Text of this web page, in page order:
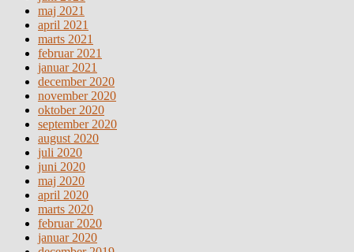
maj 2021
april 2021
marts 2021
februar 2021
januar 2021
december 2020
november 2020
oktober 2020
september 2020
august 2020
juli 2020
juni 2020
maj 2020
april 2020
marts 2020
februar 2020
januar 2020